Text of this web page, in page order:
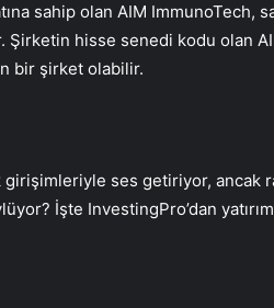
sahip olan AIM ImmunoTech,
Şirketin hisse senedi kodu olan
bir şirket olabilir.
ses getiriyor, ancak
İşte InvestingPro’dan